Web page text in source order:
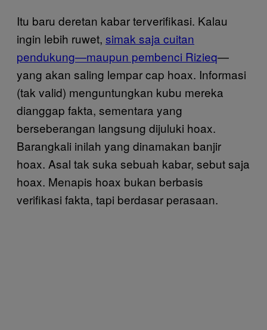
Itu baru deretan kabar terverifikasi. Kalau
ingin lebih ruwet, simak saja cuitan
pendukung—maupun pembenci Rizieq—
yang akan saling lempar cap hoax. Informasi
(tak valid) menguntungkan kubu mereka
dianggap fakta, sementara yang
berseberangan langsung dijuluki hoax.
Barangkali inilah yang dinamakan banjir
hoax. Asal tak suka sebuah kabar, sebut saja
hoax. Menapis hoax bukan berbasis
verifikasi fakta, tapi berdasar perasaan.